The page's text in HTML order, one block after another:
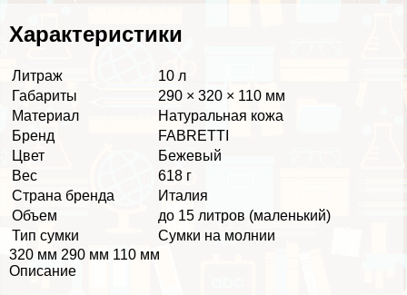
Хаpaктеристики
Литраж
10 л
Габариты
290 × 320 × 110 мм
Материал
Натуральная кожа
Бренд
FABRETTI
Цвет
Бежевый
Вес
618 г
Страна бренда
Италия
Объем
до 15 литров (маленький)
Тип сумки
Сумки на молнии
320 мм 290 мм 110 мм
Описание